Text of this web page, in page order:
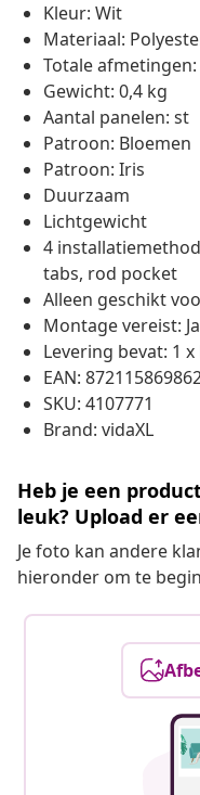
Kleur: Wit
Materiaal:
Totale afmetingen:
Gewicht: 0,4 kg
Aantal panelen: st
Patroon: Bloemen
Patroon: Iris
Duurzaam
Lichtgewicht
4
tabs, rod pocket
Alleen geschikt
Montage vereist: Ja
Levering bevat: 1
EAN:
SKU: 4107771
Brand: vidaXL
Heb je een
leuk? Upload er
Je foto kan andere
hieronder om te